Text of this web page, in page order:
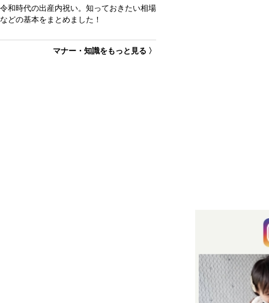
令和時代の出産内祝い。知っておきたい相場
などの基本をまとめました！
マナー・知識をもっと見る 〉